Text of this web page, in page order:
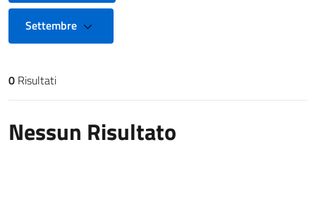
Settembre
Risultati di ricerca
0 Risultati
Nessun Risultato